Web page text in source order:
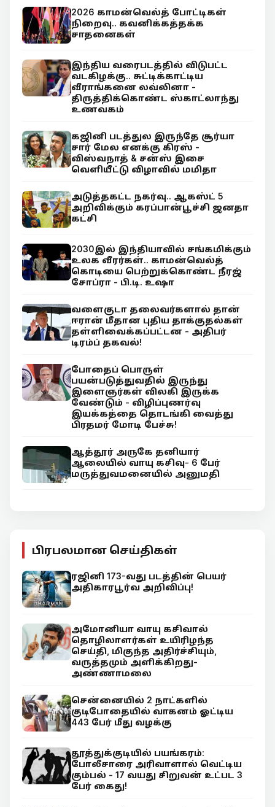
2026 காமன்வெல்த் போட்டிகள்
நிறைவு.. கவனிக்கத்தக்க
சாதனைகள்
இந்திய வரைபடத்தில் விடுபட்ட
வடகிழக்கு.. சுட்டிக்காட்டிய
வீராங்கனை லவ்லினா -
திருத்திக்கொண்ட ஸ்காட்லாந்து
உணவகம்
கஜினி படத்துல இருந்தே சூர்யா
சார் மேல எனக்கு கிரஸ் -
விஸ்வநாத் & சன்ஸ் இசை
வெளியீட்டு விழாவில் மமிதா
அடுத்தகட்ட நகர்வு.. ஆகஸ்ட் 5
அறிவிக்கும் கரப்பான்பூச்சி ஜனதா
கட்சி
2030இல் இந்தியாவில் சங்கமிக்கும்
உலக வீரர்கள்.. காமன்வெல்த்
கொடியை பெற்றுக்கொண்ட நீரஜ்
சோப்ரா - பி.டி. உஷா
வளைகுடா தலைவர்களால் தான்
ஈரான் மீதான புதிய தாக்குதல்கள்
தள்ளிவைக்கப்பட்டன - அதிபர்
டிரம்ப் தகவல்!
போதைப் பொருள்
பயன்படுத்துவதில் இருந்து
இளைஞர்கள் விலகி இருக்க
வேண்டும் - விழிப்புணர்வு
இயக்கத்தை தொடங்கி வைத்து
பிரதமர் மோடி பேச்சு!
ஆத்தூர் அருகே தனியார்
ஆலையில் வாயு கசிவு- 6 பேர்
மருத்துவமனையில் அனுமதி
பிரபலமான செய்திகள்
ரஜினி 173-வது படத்தின் பெயர்
அதிகாரபூர்வ அறிவிப்பு!
அமோனியா வாயு கசிவால்
தொழிலாளர்கள் உயிரிழந்த
செய்தி, மிகுந்த அதிர்ச்சியும்,
வருத்தமும் அளிக்கிறது-
அண்ணாமலை
சென்னையில் 2 நாட்களில்
குடிபோதையில் வாகனம் ஓட்டிய
443 பேர் மீது வழக்கு
தூத்துக்குடியில் பயங்கரம்:
போலீசாரை அரிவாளால் வெட்டிய
கும்பல் - 17 வயது சிறுவன் உட்பட 3
பேர் கைது!